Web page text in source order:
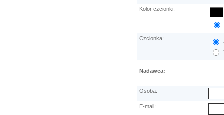
Kolor czcionki:
Czcionka:
Nadawca:
Osoba:
E-mail: